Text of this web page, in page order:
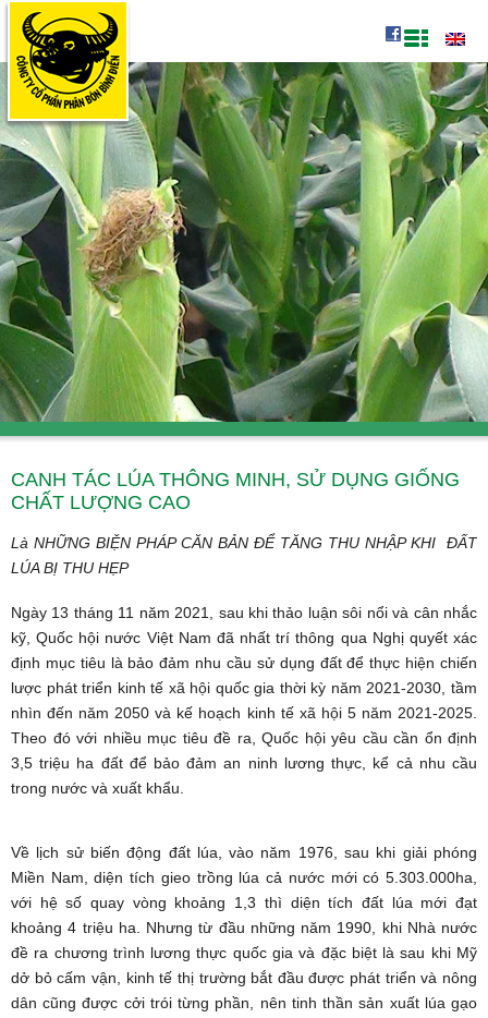
CANH TÁC LÚA THÔNG MINH, SỬ DỤNG GIỐNG
CHẤT LƯỢNG CAO
Là NHỮNG BIỆN PHÁP CĂN BẢN ĐỂ TĂNG THU NHẬP KHI ĐẤT
LÚA BỊ THU HẸP
Ngày 13 tháng 11 năm 2021, sau khi thảo luận sôi nổi và cân nhắc
kỹ, Quốc hội nước Việt Nam đã nhất trí thông qua Nghị quyết xác
định mục tiêu là bảo đảm nhu cầu sử dụng đất để thực hiện chiến
lược phát triển kinh tế xã hội quốc gia thời kỳ năm 2021-2030, tầm
nhìn đến năm 2050 và kế hoạch kinh tế xã hội 5 năm 2021-2025.
Theo đó với nhiều mục tiêu đề ra, Quốc hội yêu cầu cần ổn định
3,5 triệu ha đất để bảo đảm an ninh lương thực, kể cả nhu cầu
trong nước và xuất khẩu.
Về lịch sử biến động đất lúa, vào năm 1976, sau khi giải phóng
Miền Nam, diện tích gieo trồng lúa cả nước mới có 5.303.000ha,
với hệ số quay vòng khoảng 1,3 thì diện tích đất lúa mới đạt
khoảng 4 triệu ha. Nhưng từ đầu những năm 1990, khi Nhà nước
đề ra chương trình lương thực quốc gia và đặc biệt là sau khi Mỹ
dở bỏ cấm vận, kinh tế thị trường bắt đầu được phát triển và nông
dân cũng được cởi trói từng phần, nên tinh thần sản xuất lúa gạo